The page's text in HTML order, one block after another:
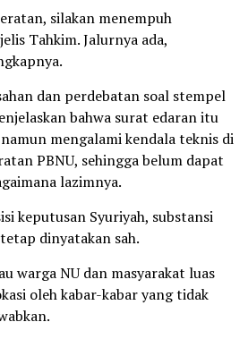
silakan menempuh
Tahkim. Jalurnya ada,
dan perdebatan soal stempel
bahwa surat edaran itu
mengalami kendala teknis di
PBNU, sehingga belum dapat
lazimnya.
keputusan Syuriyah, substansi
dinyatakan sah.
warga NU dan masyarakat luas
oleh kabar-kabar yang tidak